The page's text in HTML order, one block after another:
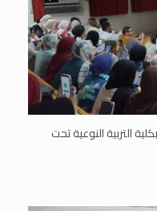
التربية النوعية تحت